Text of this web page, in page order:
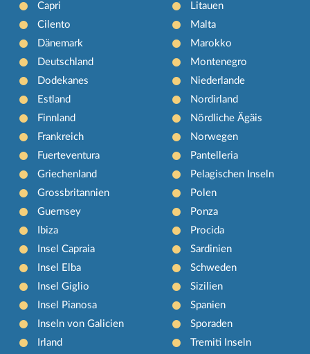
Capri
Cilento
Dänemark
Deutschland
Dodekanes
Estland
Finnland
Frankreich
Fuerteventura
Griechenland
Grossbritannien
Guernsey
Ibiza
Insel Capraia
Insel Elba
Insel Giglio
Insel Pianosa
Inseln von Galicien
Irland
Litauen
Malta
Marokko
Montenegro
Niederlande
Nordirland
Nördliche Ägäis
Norwegen
Pantelleria
Pelagischen Inseln
Polen
Ponza
Procida
Sardinien
Schweden
Sizilien
Spanien
Sporaden
Tremiti Inseln